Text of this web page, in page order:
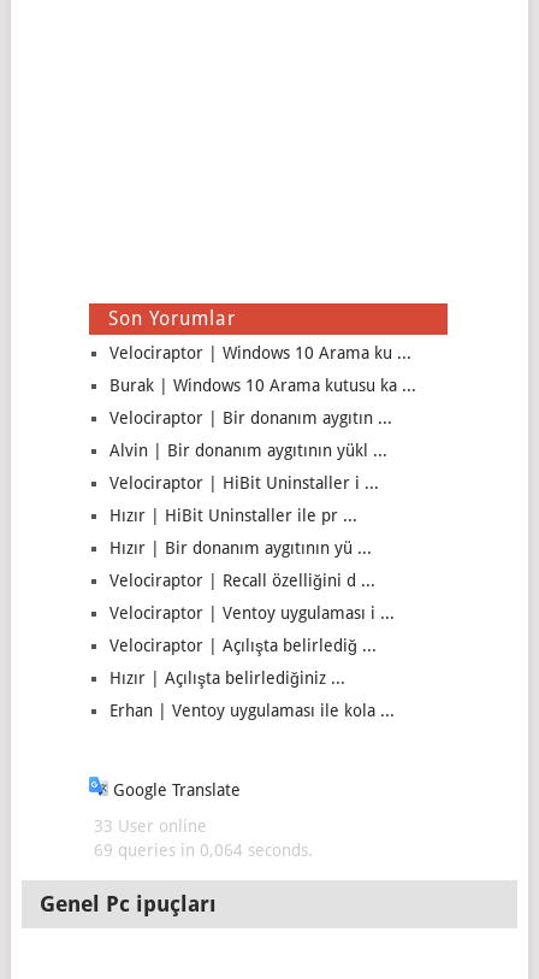
Son Yorumlar
Velociraptor | Windows 10 Arama ku ...
Burak | Windows 10 Arama kutusu ka ...
Velociraptor | Bir donanım aygıtın ...
Alvin | Bir donanım aygıtının yükl ...
Velociraptor | HiBit Uninstaller i ...
Hızır | HiBit Uninstaller ile pr ...
Hızır | Bir donanım aygıtının yü ...
Velociraptor | Recall özelliğini d ...
Velociraptor | Ventoy uygulaması i ...
Velociraptor | Açılışta belirlediğ ...
Hızır | Açılışta belirlediğiniz ...
Erhan | Ventoy uygulaması ile kola ...
Google Translate
33 User online
69 queries in 0,064 seconds.
Genel Pc ipuçları